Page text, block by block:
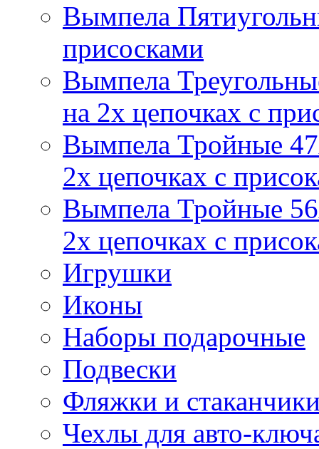
Вымпела
присосками
Вымпела
на 2х цепочках с
Вымпела Тройные
2х цепочках с
Вымпела Тройные
2х цепочках с
Игрушки
Иконы
Наборы подарочные
Подвески
Фляжки и
Чехлы для авто-